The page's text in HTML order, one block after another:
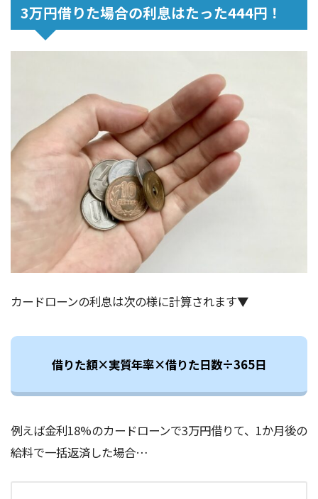
3万円借りた場合の利息はたった444円！
カードローンの利息は次の様に計算されます▼
借りた額×実質年率×借りた日数÷365日
例えば金利18%のカードローンで3万円借りて、1か月後の
給料で一括返済した場合…